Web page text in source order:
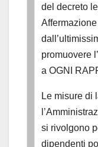
del decreto
promuovere
a OGNI
Le misure di
si rivolgono
dipendenti